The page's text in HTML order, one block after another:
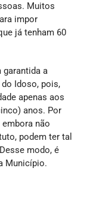
Muitos
impor
já tenham 60
garantida a
Idoso, pois,
apenas aos
anos. Por
não
podem ter tal
modo, é
Município.